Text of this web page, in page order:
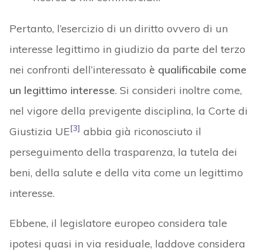
Pertanto, l’esercizio di un diritto ovvero di un
interesse legittimo in giudizio da parte del terzo
nei confronti dell’interessato è qualificabile come
un legittimo interesse. Si consideri inoltre come,
nel vigore della previgente disciplina, la Corte di
Giustizia UE[3] abbia già riconosciuto il
perseguimento della trasparenza, la tutela dei
beni, della salute e della vita come un legittimo
interesse.
Ebbene, il legislatore europeo considera tale
ipotesi quasi in via residuale, laddove considera